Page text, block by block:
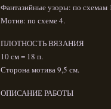
Фантазийные узоры: по схемам
Мотив: по схеме 4.
ПЛОТНОСТЬ ВЯЗАНИЯ
10 см = 18 п.
Сторона мотива 9,5 см.
ОПИСАНИЕ РАБОТЫ